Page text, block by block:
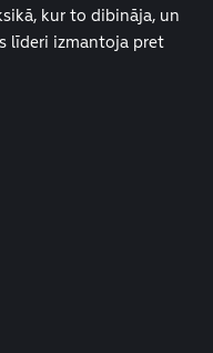
kur to dibināja, un
līderi izmantoja pret